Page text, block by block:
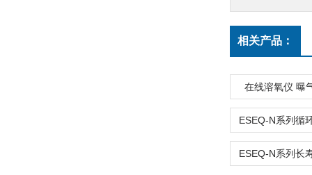
相关产品：
在线溶氧仪 曝